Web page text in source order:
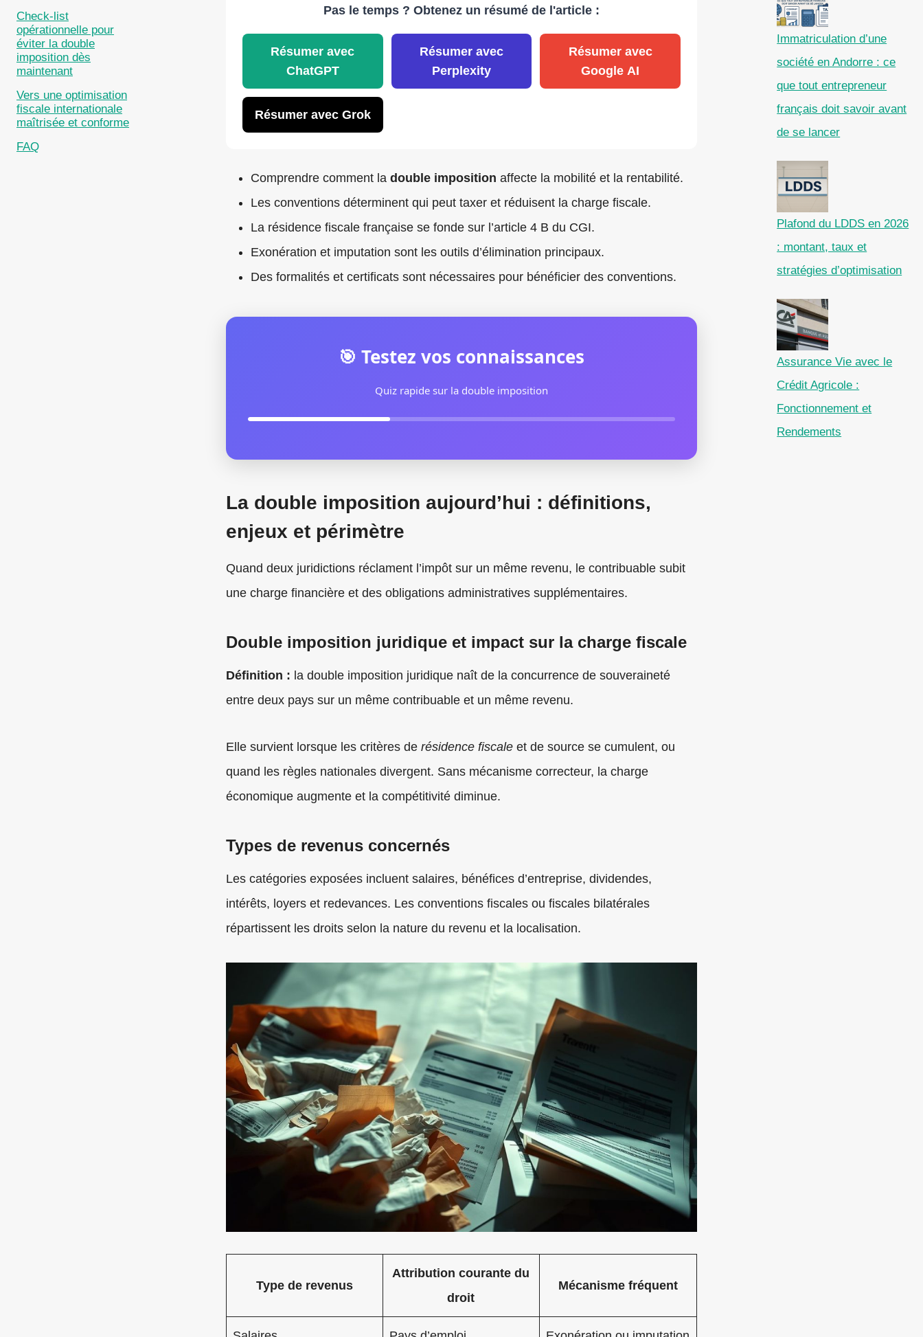
Check-list
opérationnelle pour
éviter la double
imposition dès
maintenant
Vers une optimisation
fiscale internationale
maîtrisée et conforme
FAQ
Pas le temps ? Obtenez un résumé de l'article :
Résumer avec
ChatGPT
Résumer avec
Perplexity
Résumer avec
Google AI
Résumer avec Grok
Comprendre comment la double imposition affecte la mobilité et la rentabilité.
Les conventions déterminent qui peut taxer et réduisent la charge fiscale.
La résidence fiscale française se fonde sur l’article 4 B du CGI.
Exonération et imputation sont les outils d’élimination principaux.
Des formalités et certificats sont nécessaires pour bénéficier des conventions.
🎯 Testez vos connaissances
Quiz rapide sur la double imposition
La double imposition aujourd’hui : définitions,
enjeux et périmètre
Quand deux juridictions réclament l’impôt sur un même revenu, le contribuable subit
une charge financière et des obligations administratives supplémentaires.
Double imposition juridique et impact sur la charge fiscale
Définition : la double imposition juridique naît de la concurrence de souveraineté
entre deux pays sur un même contribuable et un même revenu.
Elle survient lorsque les critères de résidence fiscaleet de source se cumulent, ou
quand les règles nationales divergent. Sans mécanisme correcteur, la charge
économique augmente et la compétitivité diminue.
Types de revenus concernés
Les catégories exposées incluent salaires, bénéfices d’entreprise, dividendes,
intérêts, loyers et redevances. Les conventions fiscales ou fiscales bilatérales
répartissent les droits selon la nature du revenu et la localisation.
Type de revenus
Attribution courante du
droit
Mécanisme fréquent
Immatriculation d’une
société en Andorre : ce
que tout entrepreneur
français doit savoir avant
de se lancer
Plafond du LDDS en 2026
: montant, taux et
stratégies d’optimisation
Assurance Vie avec le
Crédit Agricole :
Fonctionnement et
Rendements